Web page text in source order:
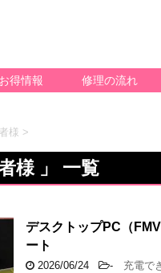
お得情報 修理の流れ
様 >
様 」 一覧
デスクトップPC（
ート
2026/06/24 - 充電で